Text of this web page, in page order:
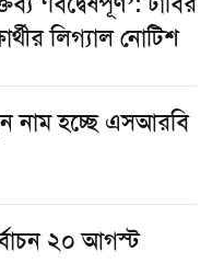
লিগ্যাল নোটিশ
নাম হচ্ছে এসআরবি
২০ আগস্ট